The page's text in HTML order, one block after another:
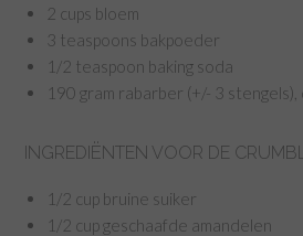
2 cups bloem
3 teaspoons bakpoeder
1/2 teaspoon baking soda
190 gram rabarber (+/- 3
INGREDIËNTEN VOOR DE
1/2 cup bruine suiker
1/2 cup geschaafde amandelen